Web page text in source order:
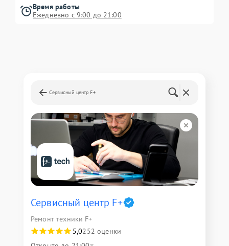
Время работы
Ежедневно с 9:00 до 21:00
Сервисный центр F+
Сервисный центр F+
Ремонт техники F+
5,0252 оценки